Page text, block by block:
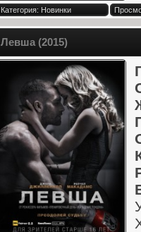
Категория: Новинки
Левша (2015)